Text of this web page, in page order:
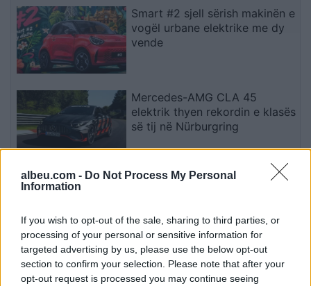
albeu.com - Do Not Process My Personal
Information
If you wish to opt-out of the sale, sharing to third parties, or
processing of your personal or sensitive information for
targeted advertising by us, please use the below opt-out
section to confirm your selection. Please note that after your
opt-out request is processed you may continue seeing
Smart #2 sjell sërish makinën e
vogël urbane elektrike me dy
vende
Mercedes-AMG CLA 45
elektrik thyen rekordin e klasës
së tij në Nürburgring
Teleskopi më i fuqishëm diellor